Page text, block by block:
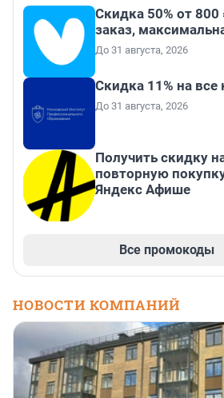
Скидка 50% от
заказ,
До 31 августа, 2026
Скидка 11% на все
До 31 августа, 2026
Получить скидку
повторную
Яндекс Афише
Все промокоды
НОВОСТИ КОМПАНИЙ